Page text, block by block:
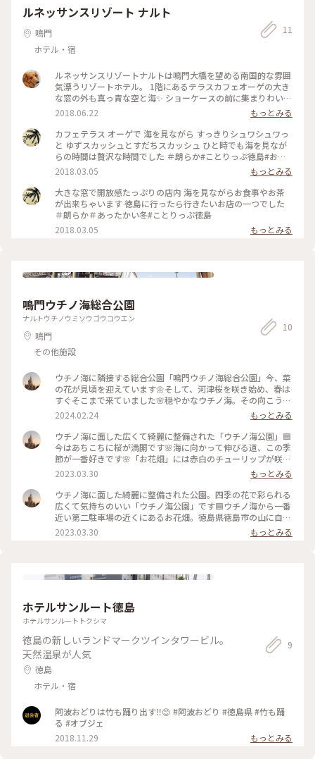
ルネッサンスリゾート ナルト
鳴門
ホテル・宿
11
ルネッサンスリゾートナルトは鳴門大橋を望める南国的な雰囲
気漂うリゾートホテル。 1階にあるテラスカフェオーゲの大き
な窓の外も真っ青な空と海✨ ショーケースの前に集まりわいわ
いとケーキを選ぶ。 そんな瞬間も楽しくて ふと目に入ったプ
チトマトまでキラキラきれいで。。。みんなみたい☺️ #ことり
っぷ徳島 #海を見ながらみんなでカフェタイム #トマトケーキ
はフェアだったみたい #私は鳴門金時タルト
2018.06.22
もっとみる
カフェテラス オーゲで 海を見ながら すっきりシュワシュワっ
と ゆずスカッシュとすだちスカッシュ ひと時でも海を見なが
らの時間は贅沢な時間でした ＃朗らか#ことりっぷ徳島#お茶
時間
2018.03.05
もっとみる
大きな窓で開放感たっぷりの店内 海を見ながらお食事やお茶
が出来ちゃいます 徳島に行ったら行きたいお店の一つでした
＃朗らか＃あったかい冬#ことりっぷ徳島
2018.03.05
もっとみる
鳴門ウチノ海総合公園
ナルトウチノウミソウゴウコウエン
鳴門
その他施設
10
ウチノ海に隣接する総合公園「鳴門ウチノ海総合公園」今、菜
の花が見頃を迎えています🌼そして、河津桜を咲き始め、春は
すぐそこまで来ていました🌸穏やかなウチノ海。その向こうに
淡路島の風車が見えました。曇り空でしたが、気持ちはルンル
ン🎵綺麗に整備された公園で散歩、気持ちいい〜🎵 #ウチノ海
総合公園 #菜の花 #水仙 #河津桜 #公園 #ウチノ海 #
淡路島が見える #わたしの街
2024.02.24
もっとみる
ウチノ海に面した広くて綺麗に整備された「ウチノ海公園」🟦
今はあちこちに桜が満開です🌸海に向かって伸びる道、この季
節が一番好きです🌸「お花畑」には赤白のチューリップが咲、
広場前にあるブラシの木には1つだけ、真っ赤なブラシのよう
な花が咲いていました🌺ウォーキング、ジョギング、キャッチ
ボール‥‥それぞれの楽しみ方で楽しんでいました🎵
2023.2.29 #私のことりっぷ旅 #花だより #Myことりっぷ #
ウチノ海 #桜 #チューリップ #桜
2023.03.30
もっとみる
ウチノ海に面した綺麗に整備された公園。四季の花で彩られる
広くて気持ちのいい「ウチノ海公園」です🟦ウチノ海から一番
近い第二駐車場の近くにあるお花畑。徳島県徳島市の山に自生
していたとされる品種の淡紅色の一重咲きの桜「阿波雅桜」を
囲むようにチューリップが咲き、その周りをしだれ桜が囲むよ
#Myことりっぷ #ウチノ海公園 #阿波雅桜 #しだれ桜 #チ
2023.03.30 もっとみる
ホテルサンルート徳島
ホテルサンルートトクシマ
徳島の新しいランドマークツインタワービル。
天然温泉が人気
徳島
ホテル・宿
9
阿波おどりは竹も踊り出す‼️😊 #阿波おどり #徳島県 #竹も踊
る #オブジェ
2018.11.29
もっとみる